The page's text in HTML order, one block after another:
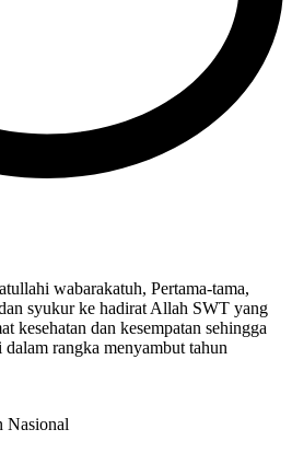
wabarakatuh, Pertama-tama,
syukur ke hadirat Allah SWT yang
kesehatan dan kesempatan sehingga
rangka menyambut tahun